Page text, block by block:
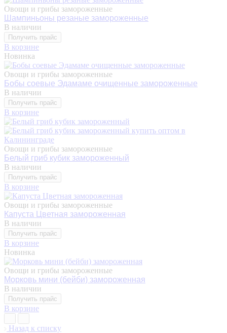
Овощи и грибы замороженные
Шампиньоны резаные замороженные
В наличии
Получить прайс
В корзине
Новинка
Овощи и грибы замороженные
Бобы соевые Эдамаме очищенные замороженные
В наличии
Получить прайс
В корзине
Овощи и грибы замороженные
Белый гриб кубик замороженный
В наличии
Получить прайс
В корзине
Овощи и грибы замороженные
Капуста Цветная замороженная
В наличии
Получить прайс
В корзине
Новинка
Овощи и грибы замороженные
Морковь мини (бейби) замороженная
В наличии
Получить прайс
В корзине
Назад к списку